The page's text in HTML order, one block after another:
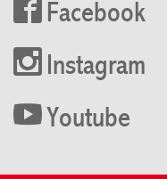
Facebook
Instagram
Youtube